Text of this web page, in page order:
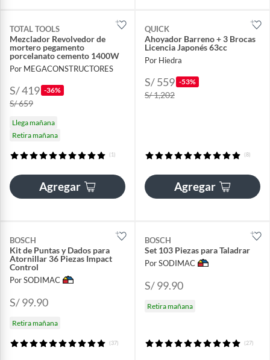
TOTAL TOOLS
Mezclador Revolvedor de
mortero pegamento
porcelanato cemento 1400W
Por MEGACONSTRUCTORES
S/ 419 -36%
S/ 659
Llega mañana
Retira mañana
(1)
Agregar
QUICK
Ahoyador Barreno + 3 Brocas
Licencia Japonés 63cc
Por Hiedra
S/ 559 -53%
S/ 1,202
(8)
Agregar
BOSCH
Kit de Puntas y Dados para
Atornillar 36 Piezas Impact
Control
Por SODIMAC
S/ 99.90
Retira mañana
(37)
BOSCH
Set 103 Piezas para Taladrar
Por SODIMAC
S/ 99.90
Retira mañana
(27)